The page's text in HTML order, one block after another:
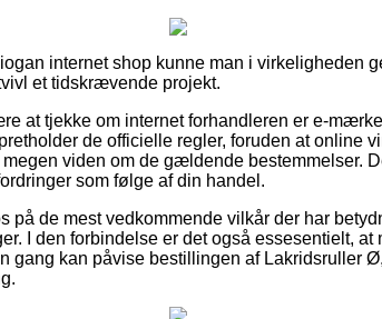
internet shop kunne man i virkeligheden
et tidskrævende projekt.
at tjekke om internet forhandleren er e-
de officielle regler, foruden at online
viden om de gældende bestemmelser.
som følge af din handel.
på de mest vedkommende vilkår der har
I den forbindelse er det også essesentielt, at
gang kan påvise bestillingen af Lakridsruller